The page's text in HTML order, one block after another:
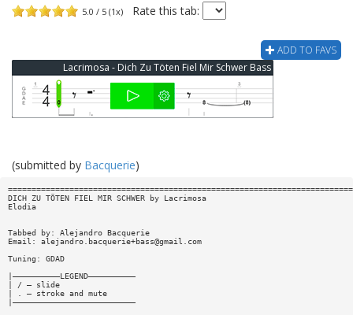
5.0 / 5 (1x) Rate this tab:
ADD TO FAVS
Lacrimosa - Dich Zu Töten Fiel Mir Schwer Bass Tab
(submitted by Bacquerie)
DICH ZU TÖTEN FIEL MIR SCHWER by Lacrimosa
Elodia
Tabbed by: Alejandro Bacquerie
Email: alejandro.bacquerie+bass@gmail.com
Tuning: GDAD
|——————————LEGEND——————————
| / — slide
| . — stroke and mute
|——————————————————————————